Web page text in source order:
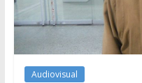
Audiovisual